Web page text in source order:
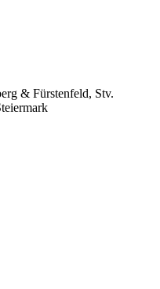
& Fürstenfeld, Stv.